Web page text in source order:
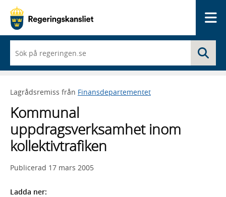
du
börjar
skriva
framträder
lista
med
sökförslag
Lagrådsremiss från Finansdepartementet
Kommunal
uppdragsverksamhet inom
kollektivtrafiken
Publicerad 17 mars 2005
Ladda ner: